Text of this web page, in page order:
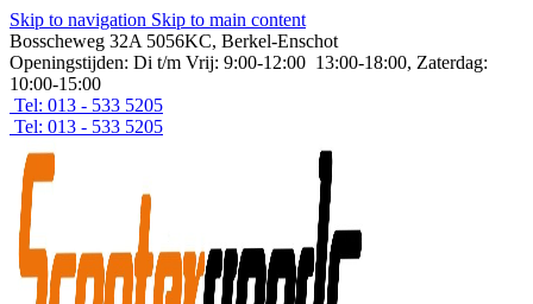
Skip to navigation Skip to main content
Bosscheweg 32A 5056KC, Berkel-Enschot
Openingstijden: Di t/m Vrij: 9:00-12:00 13:00-18:00, Zaterdag:
10:00-15:00
Tel: 013 - 533 5205
Tel: 013 - 533 5205